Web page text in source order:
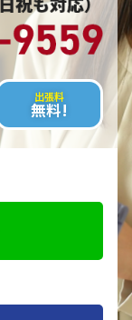
出張料
無料!